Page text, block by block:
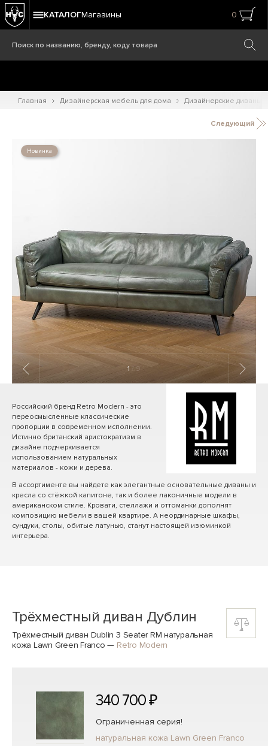
КАТАЛОГМагазины 0
Главная Дизайнерская мебель для дома Дизайнерские диваны
Следующий
Новинка
1 / 9
Российский бренд Retro Modern - это
переосмысленные классические
пропорции в современном исполнении.
Истинно британский аристократизм в
дизайне подчеркивается
использованием натуральных
материалов - кожи и дерева.
В ассортименте вы найдете как элегантные основательные диваны и
кресла со стёжкой капитоне, так и более лаконичные модели в
американском стиле. Кровати, стеллажи и оттоманки дополнят
композицию мебели в вашей квартире. А неординарные шкафы,
сундуки, столы, обитые латунью, станут настоящей изюминкой
интерьера.
Трёхместный диван Дублин
Трёхместный диван Dublin 3 Seater RM натуральная
кожа Lawn Green Franco — Retro Modern
340 700 ₽
Ограниченная серия!
натуральная кожа Lawn Green Franco